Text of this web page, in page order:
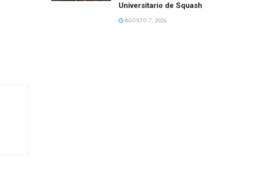
Universitario de Squash
AGOSTO 7, 2026